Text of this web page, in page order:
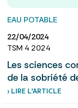
EAU POTABLE
22/04/2024
TSM 4 2024
Les sciences
de la sobriété
› LIRE L’ARTICLE